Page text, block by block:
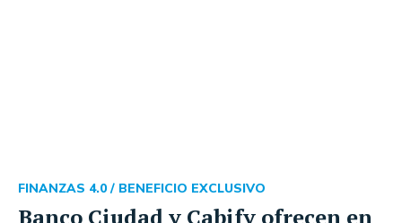
Banco Ciudad y Cabify ofrecen en
FINANZAS 4.0 / BENEFICIO EXCLUSIVO